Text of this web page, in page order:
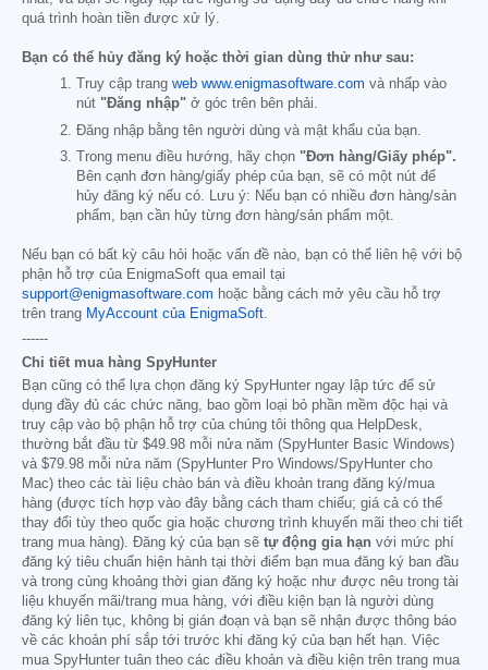
quá trình hoàn tiền được xử lý.
Bạn có thể hủy đăng ký hoặc thời gian dùng thử như sau:
Truy cập trang web www.enigmasoftware.com và nhấp vào
nút "Đăng nhập" ở góc trên bên phải.
Đăng nhập bằng tên người dùng và mật khẩu của bạn.
Trong menu điều hướng, hãy chọn "Đơn hàng/Giấy phép".
Bên cạnh đơn hàng/giấy phép của bạn, sẽ có một nút để
hủy đăng ký nếu có. Lưu ý: Nếu bạn có nhiều đơn hàng/sản
phẩm, bạn cần hủy từng đơn hàng/sản phẩm một.
Nếu bạn có bất kỳ câu hỏi hoặc vấn đề nào, bạn có thể liên hệ với bộ
phận hỗ trợ của EnigmaSoft qua email tại
support@enigmasoftware.com hoặc bằng cách mở yêu cầu hỗ trợ
trên trang MyAccount của EnigmaSoft
------
Chi tiết mua hàng SpyHunter
Bạn cũng có thể lựa chọn đăng ký SpyHunter ngay lập tức để sử
dụng đầy đủ các chức năng, bao gồm loại bỏ phần mềm độc hại và
truy cập vào bộ phận hỗ trợ của chúng tôi thông qua HelpDesk,
thường bắt đầu từ $49.98 mỗi nửa năm (SpyHunter Basic Windows)
và $79.98 mỗi nửa năm (SpyHunter Pro Windows/SpyHunter cho
Mac) theo các tài liệu chào bán và điều khoản trang đăng ký/mua
hàng (được tích hợp vào đây bằng cách tham chiếu; giá cả có thể
thay đổi tùy theo quốc gia hoặc chương trình khuyến mãi theo chi tiết
trang mua hàng). Đăng ký của bạn sẽ tự động gia hạn với mức phí
đăng ký tiêu chuẩn hiện hành tại thời điểm bạn mua đăng ký ban đầu
và trong cùng khoảng thời gian đăng ký hoặc như được nêu trong tài
liệu khuyến mãi/trang mua hàng, với điều kiện bạn là người dùng
đăng ký liên tục, không bị gián đoạn và bạn sẽ nhận được thông báo
về các khoản phí sắp tới trước khi đăng ký của bạn hết hạn. Việc
mua SpyHunter tuân theo các điều khoản và điều kiện trên trang mua